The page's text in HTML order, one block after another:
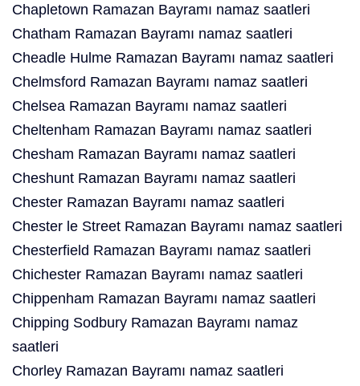
Chapletown Ramazan Bayramı namaz saatleri
Chatham Ramazan Bayramı namaz saatleri
Cheadle Hulme Ramazan Bayramı namaz saatleri
Chelmsford Ramazan Bayramı namaz saatleri
Chelsea Ramazan Bayramı namaz saatleri
Cheltenham Ramazan Bayramı namaz saatleri
Chesham Ramazan Bayramı namaz saatleri
Cheshunt Ramazan Bayramı namaz saatleri
Chester Ramazan Bayramı namaz saatleri
Chester le Street Ramazan Bayramı namaz saatleri
Chesterfield Ramazan Bayramı namaz saatleri
Chichester Ramazan Bayramı namaz saatleri
Chippenham Ramazan Bayramı namaz saatleri
Chipping Sodbury Ramazan Bayramı namaz
saatleri
Chorley Ramazan Bayramı namaz saatleri